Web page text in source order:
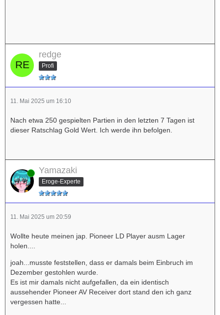
redge
Profi
11. Mai 2025 um 16:10
Nach etwa 250 gespielten Partien in den letzten 7 Tagen ist
dieser Ratschlag Gold Wert. Ich werde ihn befolgen.
Online Yamazaki
Eroge-Experte
11. Mai 2025 um 20:59
Wollte heute meinen jap. Pioneer LD Player ausm Lager
holen....
joah...musste feststellen, dass er damals beim Einbruch im
Dezember gestohlen wurde.
Es ist mir damals nicht aufgefallen, da ein identisch
aussehender Pioneer AV Receiver dort stand den ich ganz
vergessen hatte...